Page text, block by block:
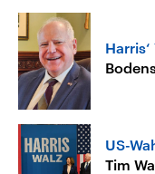
US-
Tim